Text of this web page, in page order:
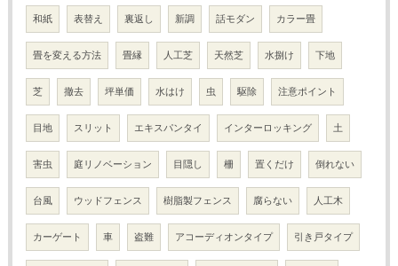
和紙 表替え 裏返し 新調 話モダン カラー畳
畳を変える方法 畳縁 人工芝 天然芝 水捌け 下地
芝 撤去 坪単価 水はけ 虫 駆除 注意ポイント
目地 スリット エキスパンタイ インターロッキング 土
害虫 庭リノベーション 目隠し 柵 置くだけ 倒れない
台風 ウッドフェンス 樹脂製フェンス 腐らない 人工木
カーゲート 車 盗難 アコーディオンタイプ 引き戸タイプ